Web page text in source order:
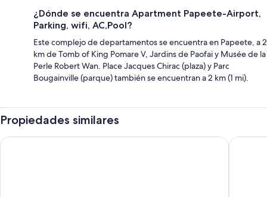
¿Dónde se encuentra Apartment Papeete-Airport,
Parking, wifi, AC,Pool?
Este complejo de departamentos se encuentra en Papeete, a 2
km de Tomb of King Pomare V, Jardins de Paofai y Musée de la
Perle Robert Wan. Place Jacques Chirac (plaza) y Parc
Bougainville (parque) también se encuentran a 2 km (1 mi).
Propiedades similares
TEA TAHITI Holidays Hotel